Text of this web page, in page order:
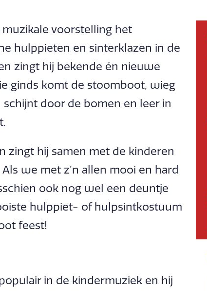
voorstelling het
hulppieten en sinterklazen in de
zingt hij bekende én nieuwe
ginds komt de stoomboot, wieg
schijnt door de bomen en leer in
zingt hij samen met de kinderen
we met z’n allen mooi en hard
ook nog wel een deuntje
hulppiet- of hulpsintkostuum
feest!
in de kindermuziek en hij